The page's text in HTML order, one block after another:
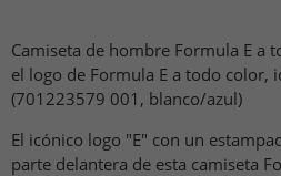
Camiseta de hombre Formula E a
el logo de Formula E a todo color,
(701223579 001, blanco/azul)
El icónico logo "E" con un
parte delantera de esta camiseta